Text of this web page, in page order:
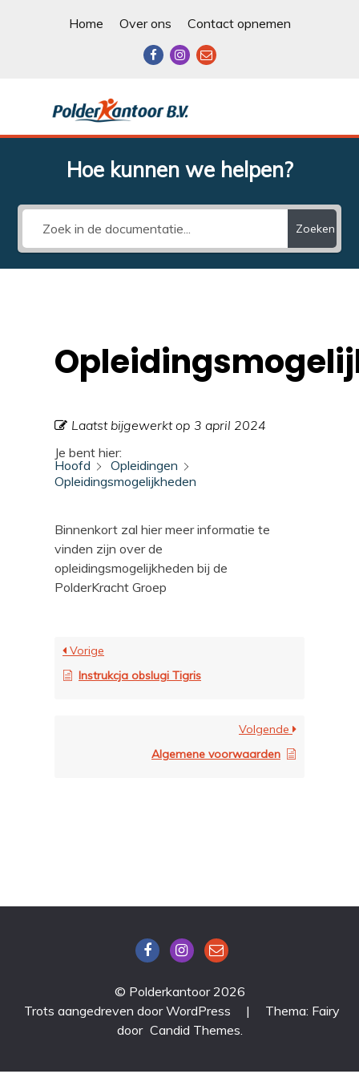
Home Over ons Contact opnemen
POLDERKANTOOR
Hoe kunnen we helpen?
Zoeken
Laatst bijgewerkt op 3 april 2024
Je bent hier:
Hoofd
Opleidingen
Opleidingsmogelijkheden
Binnenkort zal hier meer informatie te
vinden zijn over de
opleidingsmogelijkheden bij de
PolderKracht Groep
Vorige
Instrukcja obslugi Tigris
Volgende
Algemene voorwaarden
© Polderkantoor 2026
Trots aangedreven door WordPress
|
Thema: Fairy
door Candid Themes